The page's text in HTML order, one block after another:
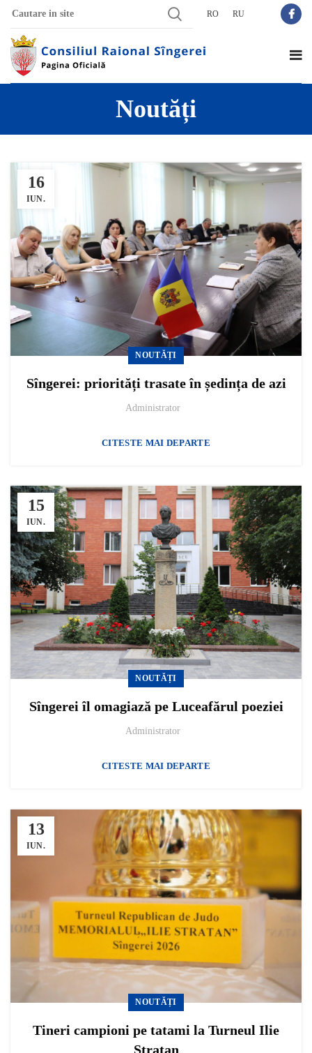
RO RU
Noutăți
16
IUN.
NOUTĂȚI
Sîngerei: priorități trasate în ședința de azi
Administrator
CITESTE MAI DEPARTE
15
IUN.
NOUTĂȚI
Sîngerei îl omagiază pe Luceafărul poeziei
Administrator
CITESTE MAI DEPARTE
13
IUN.
NOUTĂȚI
Tineri campioni pe tatami la Turneul Ilie
Stratan